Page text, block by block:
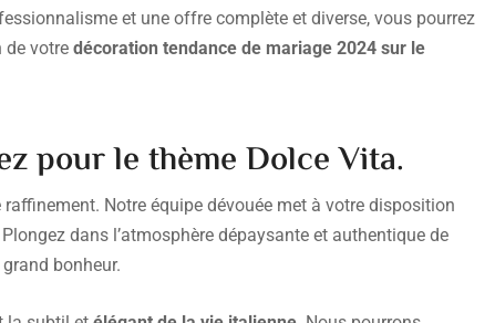
et une offre complète et diverse, vous pourrez
de votredécoration tendance de mariage 2024 sur le
pour le thème Dolce Vita.
Notre équipe dévouée met à votre disposition
Plongez dans l’atmosphère dépaysante et authentique de
bonheur.